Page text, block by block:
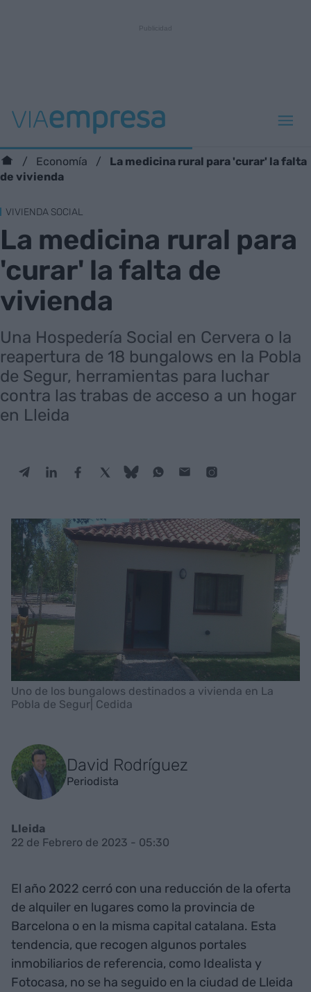
Economía
La medicina rural para 'curar' la falta
de vivienda
VIVIENDA SOCIAL
La medicina rural para
'curar' la falta de
vivienda
Una Hospedería Social en Cervera o la
reapertura de 18 bungalows en la Pobla
de Segur, herramientas para luchar
contra las trabas de acceso a un hogar
en Lleida
Uno de los bungalows destinados a vivienda en La
Pobla de Segur| Cedida
David Rodríguez
Periodista
Lleida
22 de Febrero de 2023 - 05:30
El año 2022 cerró con una reducción de la oferta
de alquiler en lugares como la provincia de
Barcelona o en la misma capital catalana. Esta
tendencia, que recogen algunos portales
inmobiliarios de referencia, como Idealista y
Fotocasa, no se ha seguido en la ciudad de Lleida